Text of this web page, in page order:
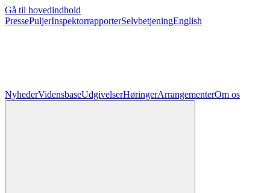
Gå til hovedindhold
PressePuljerInspektorrapporterSelvbetjeningEnglish
NyhederVidensbaseUdgivelserHøringerArrangementerOm os